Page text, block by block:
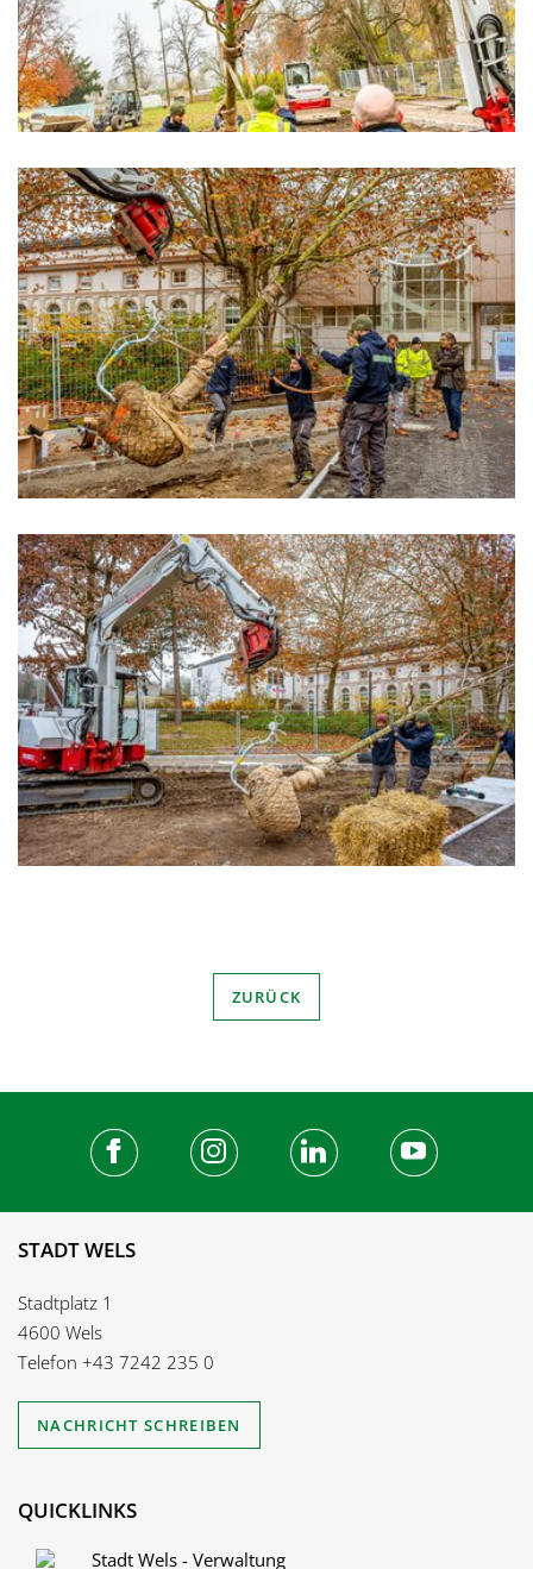
ZURÜCK
STADT WELS
Stadtplatz 1
4600 Wels
Telefon +43 7242 235 0
NACHRICHT SCHREIBEN
QUICKLINKS
Stadt Wels - Verwaltung